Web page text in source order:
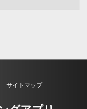
サイトマップ